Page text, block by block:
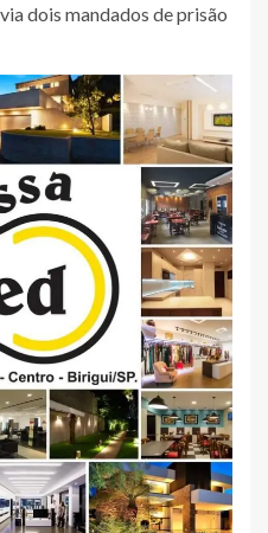
dois mandados de prisão